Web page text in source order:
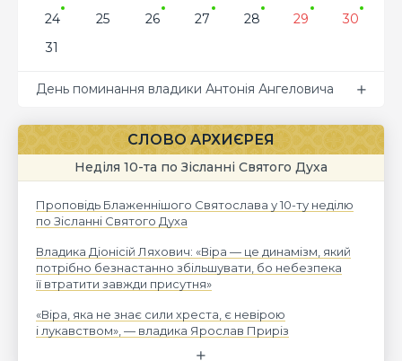
24
25 26 27 28 29
30
31
День поминання владики Антонія Ангеловича
СЛОВО АРХИЄРЕЯ
Неділя 10-та по Зісланні Святого Духа
Проповідь Блаженнішого Святослава у 10-ту неділю
по Зісланні Святого Духа
Владика Діонісій Ляхович: «Віра — це динамізм, який
потрібно безнастанно збільшувати, бо небезпека
її втратити завжди присутня»
«Віра, яка не знає сили хреста, є невірою
і лукавством», — владика Ярослав Приріз